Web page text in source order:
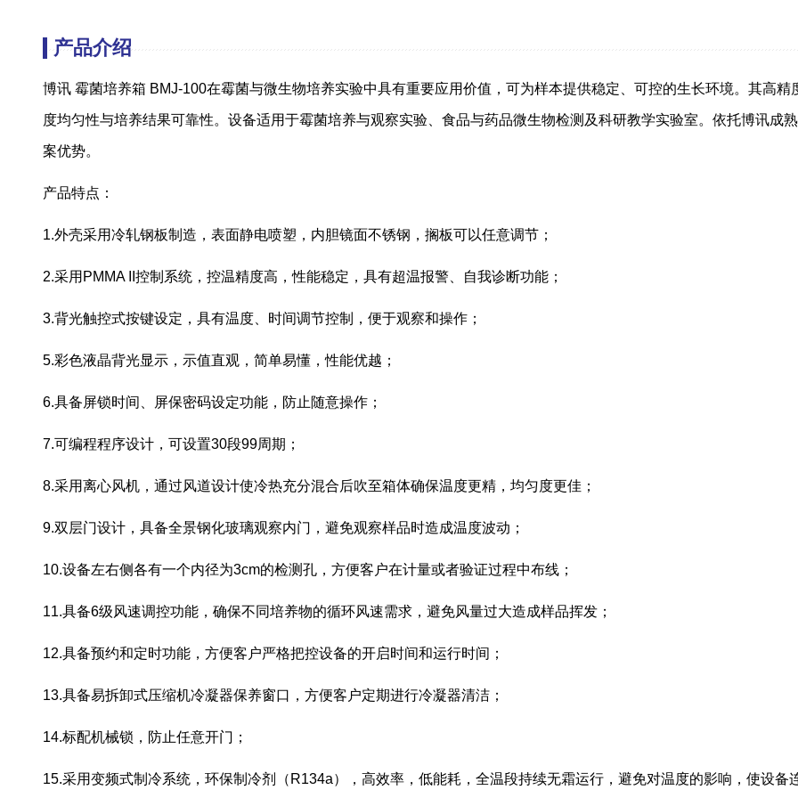
产品介绍
博讯 霉菌培养箱 BMJ-100在霉菌与微生物培养实验中具有重要应用价值，可为样本提供稳定、可控的生长环境。其高
度均匀性与培养结果可靠性。设备适用于霉菌培养与观察实验、食品与药品微生物检测及科研教学实验室。依托博讯成
案优势。
产品特点：
1.外壳采用冷轧钢板制造，表面静电喷塑，内胆镜面不锈钢，搁板可以任意调节；
2.采用PMMA II控制系统，控温精度高，性能稳定，具有超温报警、自我诊断功能；
3.背光触控式按键设定，具有温度、时间调节控制，便于观察和操作；
5.彩色液晶背光显示，示值直观，简单易懂，性能优越；
6.具备屏锁时间、屏保密码设定功能，防止随意操作；
7.可编程程序设计，可设置30段99周期；
8.采用离心风机，通过风道设计使冷热充分混合后吹至箱体确保温度更精，均匀度更佳；
9.双层门设计，具备全景钢化玻璃观察内门，避免观察样品时造成温度波动；
10.设备左右侧各有一个内径为3cm的检测孔，方便客户在计量或者验证过程中布线；
11.具备6级风速调控功能，确保不同培养物的循环风速需求，避免风量过大造成样品挥发；
12.具备预约和定时功能，方便客户严格把控设备的开启时间和运行时间；
13.具备易拆卸式压缩机冷凝器保养窗口，方便客户定期进行冷凝器清洁；
14.标配机械锁，防止任意开门；
15.采用变频式制冷系统，环保制冷剂（R134a），高效率，低能耗，全温段持续无霜运行，避免对温度的影响，使设备